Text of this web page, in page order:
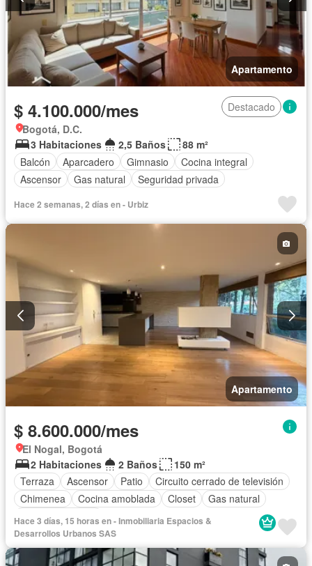
Apartamento
$ 4.100.000/mes
Destacado
Bogotá, D.C.
3 Habitaciones
2,5 Baños
88 m²
Balcón
Aparcadero Gimnasio
Cocina integral
Ascensor
Gas natural Seguridad privada
Hace 2 semanas, 2 días en - Urbiz
Apartamento
$ 8.600.000/mes
El Nogal, Bogotá
2 Habitaciones
2 Baños
150 m²
Terraza
Ascensor Patio
Circuito cerrado de televisión
Chimenea
Cocina amoblada Closet
Gas natural
Vista panorámica
Hace 3 días, 15 horas en - Inmobiliaria Espacios &
Desarrollos Urbanos SAS